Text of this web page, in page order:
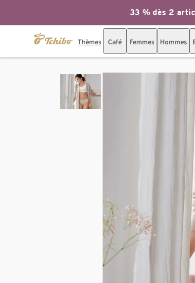
33 % dès 2
Thèmes Café Femmes Hommes